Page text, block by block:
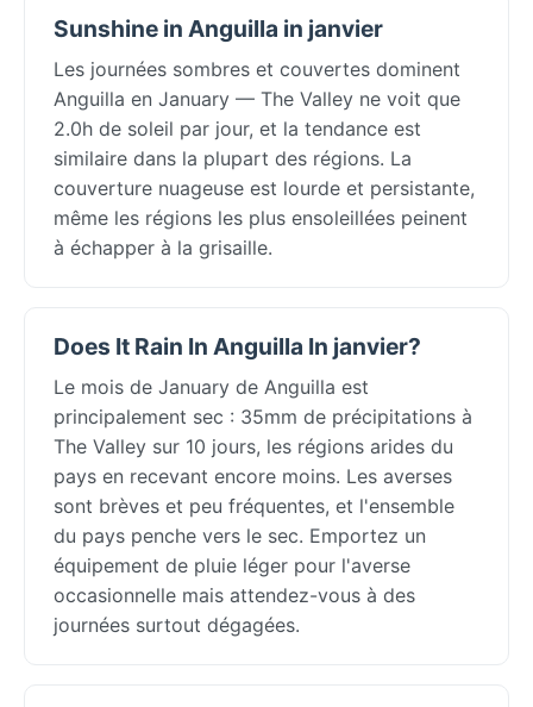
Sunshine in Anguilla in janvier
Les journées sombres et couvertes dominent
Anguilla en January — The Valley ne voit que
2.0h de soleil par jour, et la tendance est
similaire dans la plupart des régions. La
couverture nuageuse est lourde et persistante,
même les régions les plus ensoleillées peinent
à échapper à la grisaille.
Does It Rain In Anguilla In janvier?
Le mois de January de Anguilla est
principalement sec : 35mm de précipitations à
The Valley sur 10 jours, les régions arides du
pays en recevant encore moins. Les averses
sont brèves et peu fréquentes, et l'ensemble
du pays penche vers le sec. Emportez un
équipement de pluie léger pour l'averse
occasionnelle mais attendez-vous à des
journées surtout dégagées.